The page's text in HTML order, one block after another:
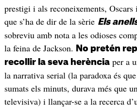
prestigi i als reconeixements,
que s’ha de dir de la sèrie Els
sobreviu amb nota a les odioses
la feina de Jackson.
No pretén
recollir la seva herènciaper a
la narrativa serial (la paradoxa és
sumats els minuts, durava més que
televisiva) i llançar-se a la recerca